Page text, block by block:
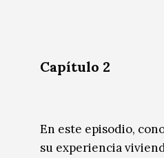
Capítulo 2
En este episodio,
su experiencia